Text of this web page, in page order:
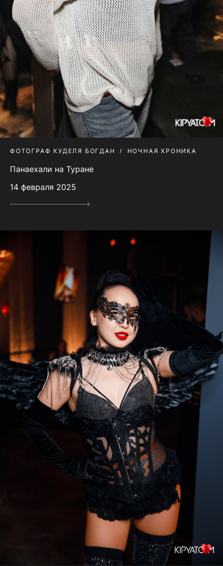
ФОТОГРАФ КУДЕЛЯ БОГДАН НОЧНАЯ ХРОНИКА
Панаехали на Туране
14 февраля 2025